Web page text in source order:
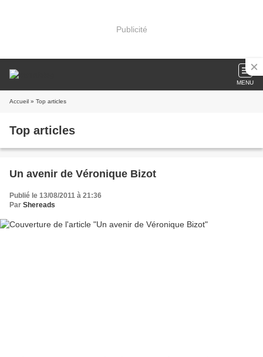
Publicité
MENU
Accueil » Top articles
Top articles
Un avenir de Véronique Bizot
Publié le 13/08/2011 à 21:36
Par Shereads